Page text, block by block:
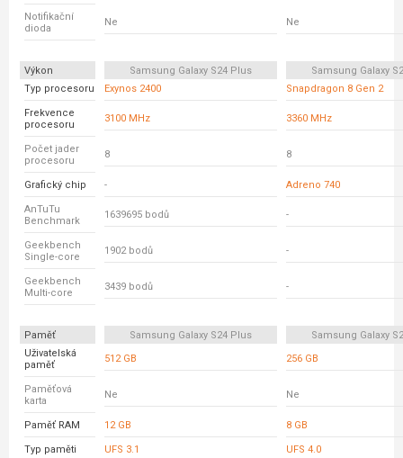
Notifikační
dioda
Ne Ne
Výkon Samsung Galaxy S24 Plus
Samsung Galaxy
Typ procesoru
Exynos 2400 Snapdragon 8 Gen 2
Frekvence
procesoru
3100 MHz 3360 MHz
Počet jader
procesoru
8 8
Grafický chip - Adreno 740
AnTuTu
Benchmark
1639695 bodů -
Geekbench
Single-core
1902 bodů -
Geekbench
Multi-core
3439 bodů -
Paměť Samsung Galaxy S24 Plus
Samsung Galaxy
Uživatelská
paměť
512 GB 256 GB
Paměťová
karta
Ne Ne
Paměť RAM 12 GB 8 GB
Typ paměti UFS 3.1 UFS 4.0